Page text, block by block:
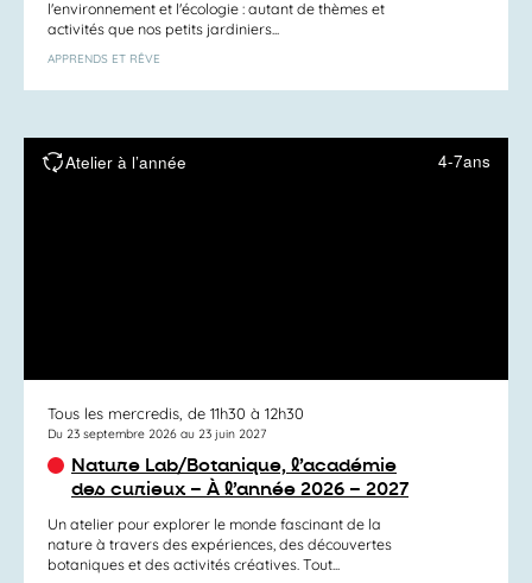
l'environnement et l'écologie : autant de thèmes et
activités que nos petits jardiniers...
APPRENDS ET RÊVE
Atelier à l’année 4-7ans
Tous les mercredis, de 11h30 à 12h30
Du 23 septembre 2026 au 23 juin 2027
Nature Lab/Botanique, l’académie
des curieux – À l’année 2026 – 2027
Un atelier pour explorer le monde fascinant de la
nature à travers des expériences, des découvertes
botaniques et des activités créatives. Tout...